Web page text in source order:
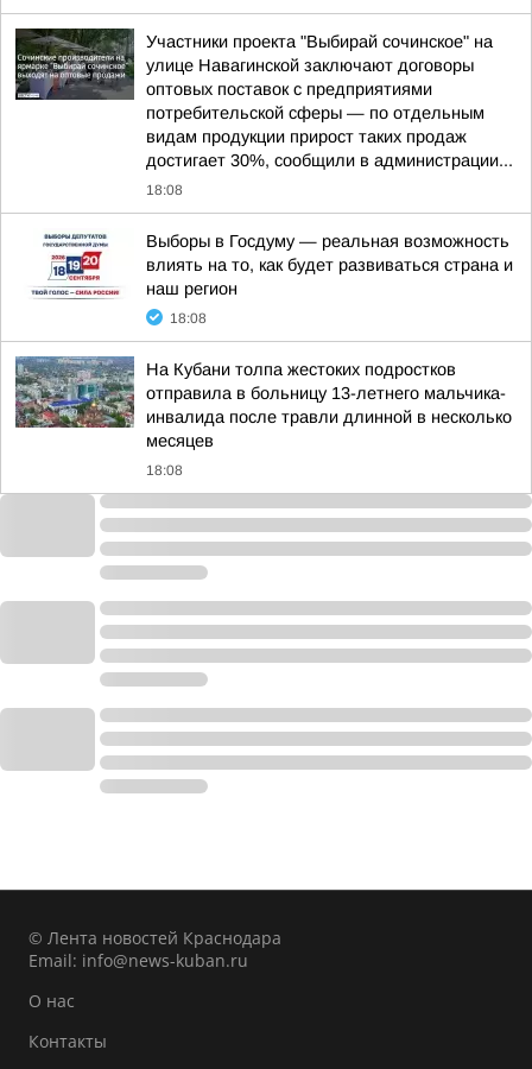
Участники проекта "Выбирай сочинское" на
улице Навагинской заключают договоры
оптовых поставок с предприятиями
потребительской сферы — по отдельным
видам продукции прирост таких продаж
достигает 30%, сообщили в администрации...
18:08
Выборы в Госдуму — реальная возможность
влиять на то, как будет развиваться страна и
наш регион
18:08
На Кубани толпа жестоких подростков
отправила в больницу 13-летнего мальчика-
инвалида после травли длинной в несколько
месяцев
18:08
© Лента новостей Краснодара
Email: info@news-kuban.ru
О нас
Контакты